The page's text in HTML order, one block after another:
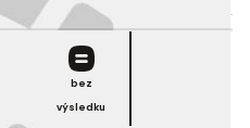
bez
výsledku